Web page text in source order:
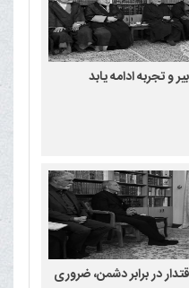
و تجربه ادامه یابد
در برابر دشمن، ضروری